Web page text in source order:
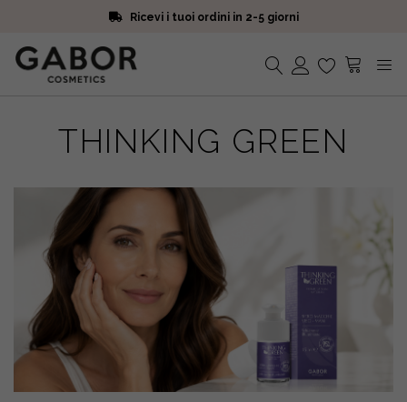
Ricevi i tuoi ordini in 2-5 giorni
Iscriviti alla Newsletter. 15% di sconto e spedizione gratuita
Ricevi i tuoi ordini in 2-5 giorni
THINKING GREEN